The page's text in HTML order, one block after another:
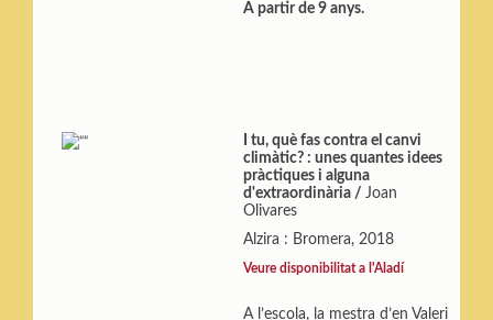
A partir de 9 anys.
I tu, què fas contra el canvi
climàtic? : unes quantes idees
pràctiques i alguna
d'extraordinària / Joan
Olivares
Alzira : Bromera, 2018
Veure disponibilitat a l'Aladí
A l’escola, la mestra d’en Valeri